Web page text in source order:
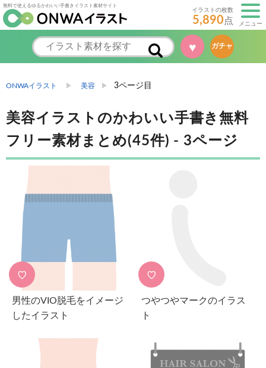
無料で使えるゆるかわいい手書きイラスト素材サイト
イラストの枚数
5,890点 メニュー
♥ ガチャ
ONWAイラスト 美容 3ページ目
美容イラストのかわいい手書き無料
フリー素材まとめ(45件) - 3ページ
♡
男性のVIO脱毛をイメージ
したイラスト
♡
つやつやマークのイラス
ト